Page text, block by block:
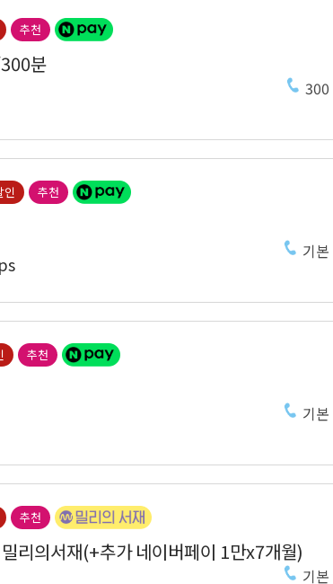
추천
분
300
인 추천
기본
추천
기본
추천
리의서재(+추가 네이버페이 1만x7개월)
기본